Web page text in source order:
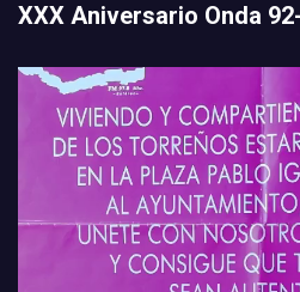
XXX Aniversario Onda